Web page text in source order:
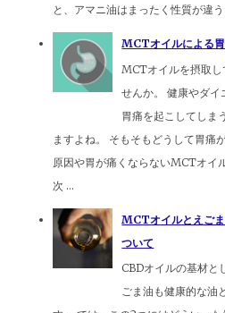
と、アマニ油はまったく性質が違
MCTオイルによる
MCTオイルを摂取し
せんか。 健康やダイ
胃痛を起こしてしま
ますよね。 そもそもどうして胃痛
原因や胃が痛くならないMCTオイ
次 ...
MCTオイルとえご
ついて
CBDオイルの基材と
ごま油も健康的な油